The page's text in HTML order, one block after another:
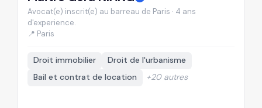
Avocat(e) inscrit(e) au barreau de Paris · 4 ans
d'experience.
📍 Paris
Droit immobilier
Droit de l'urbanisme
Bail et contrat de location
+20 autres